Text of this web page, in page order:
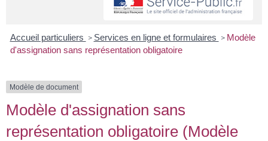
Accueil particuliers > Services en ligne et formulaires > Modèle
d'assignation sans représentation obligatoire
Modèle de document
Modèle d'assignation sans
représentation obligatoire (Modèle